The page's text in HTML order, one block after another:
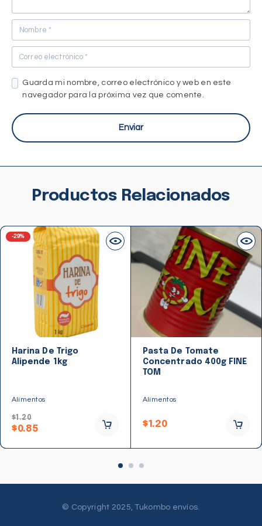
Guarda mi nombre, correo electrónico y web en este
navegador para la próxima vez que comente.
Productos Relacionados
-29%
Harina De Trigo
Alipende 1kg
Alimentos
$1.20
$0.85
Pasta De Tomate
Concentrado 400g FINE
TOM
Alimentos
$1.20
© Copyright 2025, Tukombo envíos.